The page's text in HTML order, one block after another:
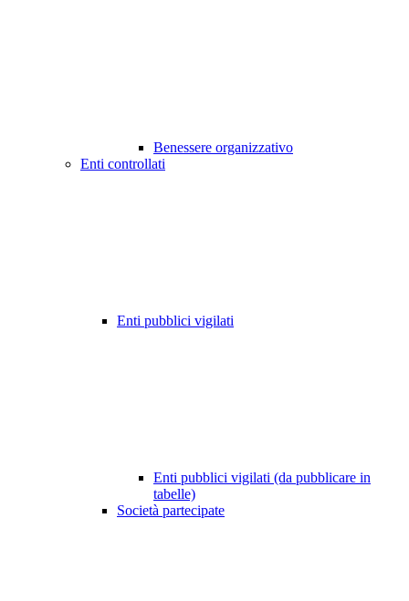
Benessere organizzativo
Enti controllati
Enti pubblici vigilati
Enti pubblici vigilati (da pubblicare in
tabelle)
Società partecipate